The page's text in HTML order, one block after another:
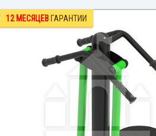
12 МЕСЯЦЕВ ГАРАНТИИ